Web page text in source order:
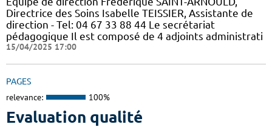
Directrice des Soins Isabelle TEISSIER, Assistante de
direction - Tel: 04 67 33 88 44 Le secrétariat
pédagogique Il est composé de 4 adjoints administrati
15/04/2025 17:00
PAGES
relevance: 100%
Evaluation qualité